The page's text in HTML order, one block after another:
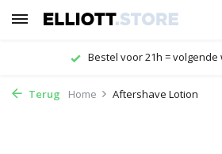
Bestel voor 21h =
Terug Home Aftershave Lotion